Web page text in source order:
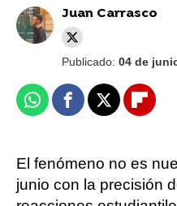
Juan Carrasco
Publicado: 04 de
WhatsappFacebook
X
El fenómeno no es
junio con la precisión